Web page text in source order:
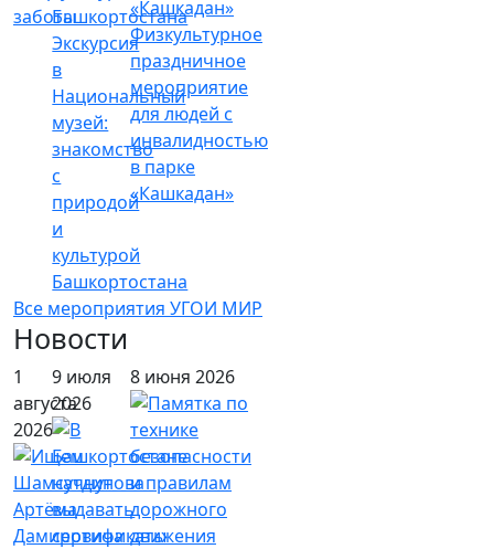
заботы
Экскурсия
в
Национальный
музей:
знакомство
с
природой
и
культурой
Башкортостана
Физкультурное
праздничное
мероприятие
для людей с
инвалидностью
в парке
«Кашкадан»
Все мероприятия УГОИ МИР
Новости
1
августа
2026
9 июля
2026
8 июня 2026